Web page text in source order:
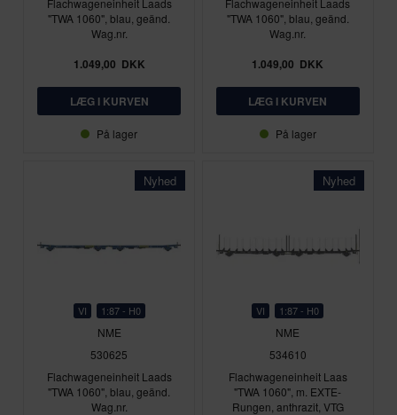
"TWA 1060", blau, geänd.
Wag.nr.
1.049,00 DKK
På lager
"TWA 1060", blau, geänd.
Wag.nr.
1.049,00 DKK
På lager
Nyhed
VI 1:87 - H0
NME
530625
Flachwageneinheit Laads
"TWA 1060", blau, geänd.
Wag.nr.
Nyhed
VI 1:87 - H0
NME
534610
Flachwageneinheit Laas
"TWA 1060", m. EXTE-
Rungen, anthrazit, VTG